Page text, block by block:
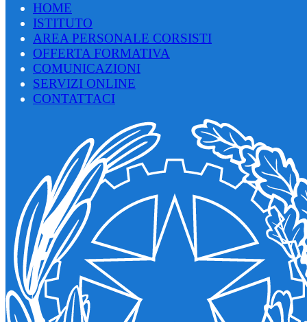
HOME
ISTITUTO
AREA PERSONALE CORSISTI
OFFERTA FORMATIVA
COMUNICAZIONI
SERVIZI ONLINE
CONTATTACI